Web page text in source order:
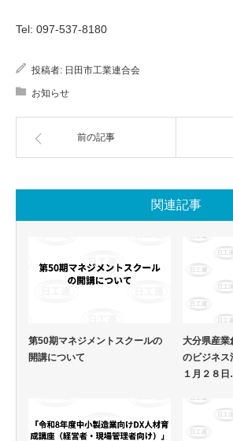
Tel: 097-537-8180
投稿者: 日田市工業連合会
お知らせ
前の記事
関連記事
第50期マネジメントスクールの
開講について
大分県産業
のビジネス
１月２８